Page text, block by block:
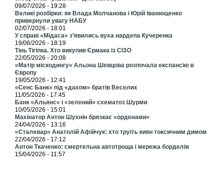
09/07/2026 - 19:28
Великі розбірки: як Влада Молчанова і Юрій Іванющенко
привернули увагу НАБУ
02/07/2026 - 18:01
У справі «Мідаса» з’явились вуха нардепа Кучеренка
19/06/2026 - 18:19
Тінь Тігіпка. Хто викупив Єрмака із СІЗО
22/05/2026 - 20:08
«Матір міскодингу» Альона Шевцова розпочала експансію в
Європу
19/05/2026 - 12:41
«Сенс Банк» під «дахом» братів Веселих
11/05/2026 - 17:45
Банк «Альянс» і «зелений» схематоз Шурми
10/05/2026 - 15:01
Махінатор Антон Шухнін брязкає «орденами»
24/04/2026 - 13:16
«Сталевар» Анатолій Афійчук: хто труїть киян токсичним димом
22/04/2026 - 17:12
Антон Ткаченко: смертельна автотроща і мережа борделів
15/04/2026 - 11:57